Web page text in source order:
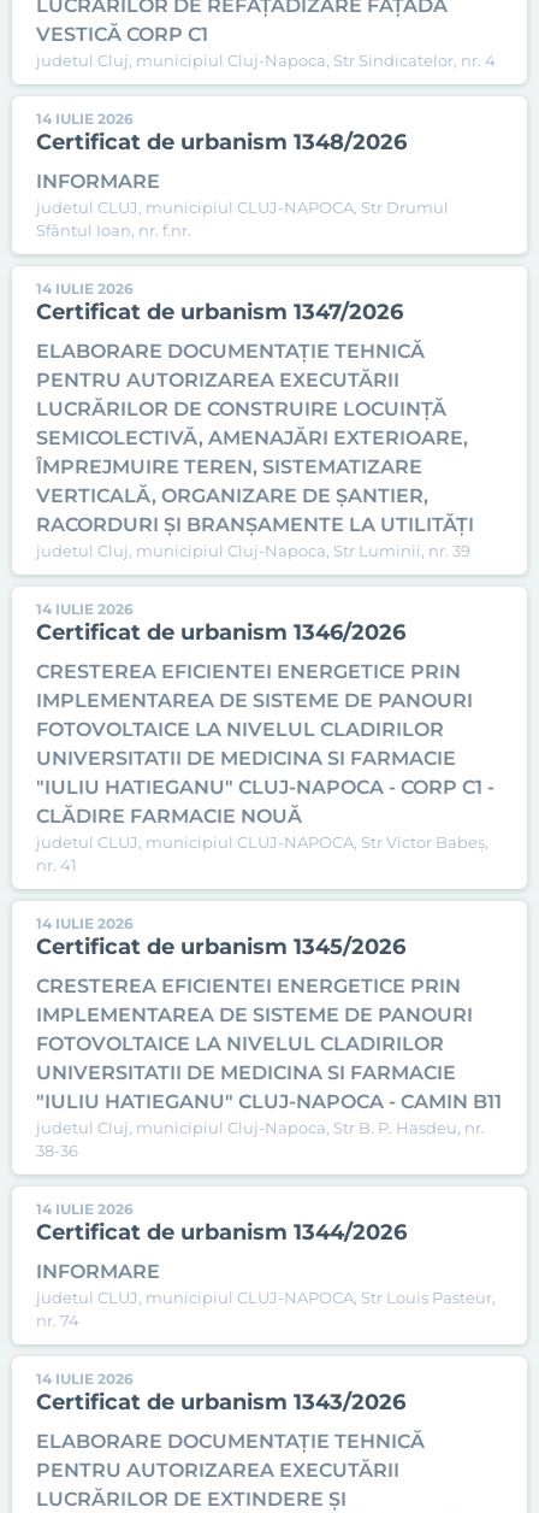
LUCRARILOR DE REFAȚADIZARE FAȚADA
VESTICĂ CORP C1
judetul Cluj, municipiul Cluj-Napoca, Str Sindicatelor, nr. 4
14 IULIE 2026
Certificat de urbanism 1348/2026
INFORMARE
judetul CLUJ, municipiul CLUJ-NAPOCA, Str Drumul
Sfântul Ioan, nr. f.nr.
14 IULIE 2026
Certificat de urbanism 1347/2026
ELABORARE DOCUMENTAȚIE TEHNICĂ
PENTRU AUTORIZAREA EXECUTĂRII
LUCRĂRILOR DE CONSTRUIRE LOCUINȚĂ
SEMICOLECTIVĂ, AMENAJĂRI EXTERIOARE,
ÎMPREJMUIRE TEREN, SISTEMATIZARE
VERTICALĂ, ORGANIZARE DE ȘANTIER,
RACORDURI ȘI BRANȘAMENTE LA UTILITĂȚI
judetul Cluj, municipiul Cluj-Napoca, Str Luminii, nr. 39
14 IULIE 2026
Certificat de urbanism 1346/2026
CRESTEREA EFICIENTEI ENERGETICE PRIN
IMPLEMENTAREA DE SISTEME DE PANOURI
FOTOVOLTAICE LA NIVELUL CLADIRILOR
UNIVERSITATII DE MEDICINA SI FARMACIE
"IULIU HATIEGANU" CLUJ-NAPOCA - CORP C1 -
CLĂDIRE FARMACIE NOUĂ
judetul CLUJ, municipiul CLUJ-NAPOCA, Str Victor Babeș,
nr. 41
14 IULIE 2026
Certificat de urbanism 1345/2026
CRESTEREA EFICIENTEI ENERGETICE PRIN
IMPLEMENTAREA DE SISTEME DE PANOURI
FOTOVOLTAICE LA NIVELUL CLADIRILOR
UNIVERSITATII DE MEDICINA SI FARMACIE
"IULIU HATIEGANU" CLUJ-NAPOCA - CAMIN B11
judetul Cluj, municipiul Cluj-Napoca, Str B. P. Hasdeu, nr.
38-36
14 IULIE 2026
Certificat de urbanism 1344/2026
INFORMARE
judetul CLUJ, municipiul CLUJ-NAPOCA, Str Louis Pasteur,
nr. 74
14 IULIE 2026
Certificat de urbanism 1343/2026
ELABORARE DOCUMENTAȚIE TEHNICĂ
PENTRU AUTORIZAREA EXECUTĂRII
LUCRĂRILOR DE EXTINDERE ȘI